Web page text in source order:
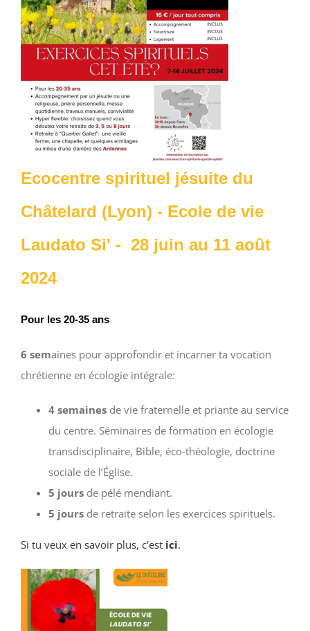
Ecocentre spirituel jésuite du
Châtelard (Lyon) - Ecole de vie
Laudato Si' - 28 juin au 11 août
2024
Pour les 20-35 ans
6 semaines pour approfondir et incarner ta vocation
chrétienne en écologie intégrale:
4 semainesde vie fraternelle et priante au service
du centre. Séminaires de formation en écologie
transdisciplinaire, Bible, éco-théologie, doctrine
sociale de l’Église.
5 joursde pélé mendiant.
5 joursde retraite selon les exercices spirituels.
Si tu veux en savoir plus, c'est ici.